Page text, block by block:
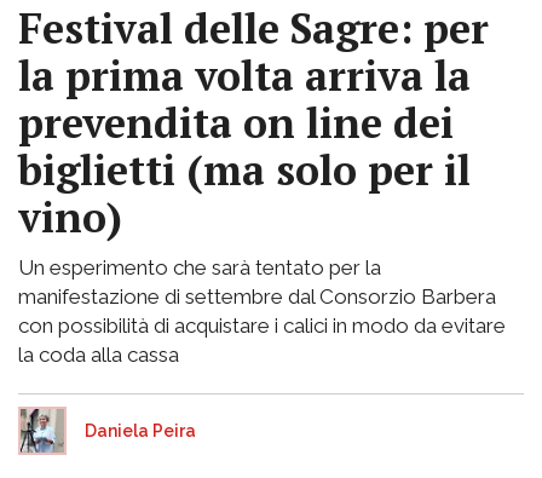
Festival delle Sagre: per
la prima volta arriva la
prevendita on line dei
biglietti (ma solo per il
vino)
Un esperimento che sarà tentato per la
manifestazione di settembre dal Consorzio Barbera
con possibilità di acquistare i calici in modo da evitare
la coda alla cassa
Daniela Peira